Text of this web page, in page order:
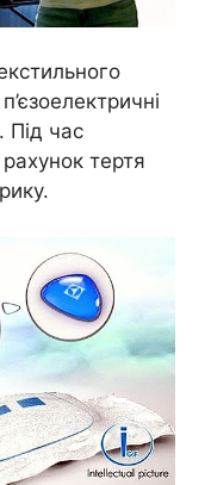
Під час
тертя